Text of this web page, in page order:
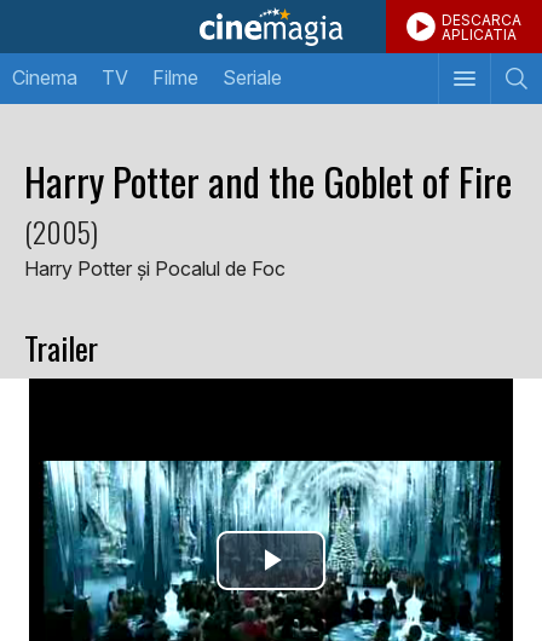
DESCARCA
APLICATIA
Cinema TV Filme Seriale
Harry Potter and the Goblet of Fire
(2005)
Harry Potter și Pocalul de Foc
Trailer